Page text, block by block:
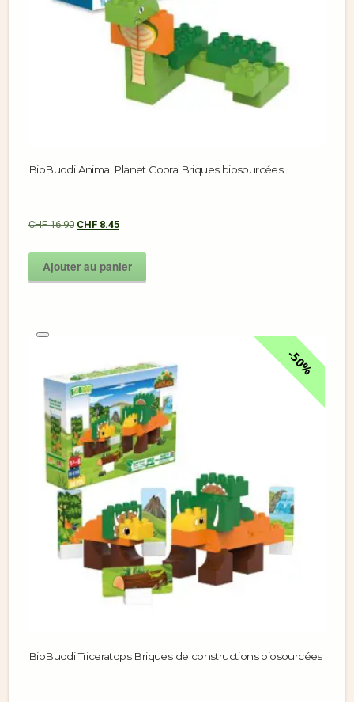
BioBuddi Animal Planet Cobra Briques biosourcées
CHF16.90 CHF 8.45
Ajouter au panier
50%
BioBuddi Triceratops Briques de constructions biosourcées